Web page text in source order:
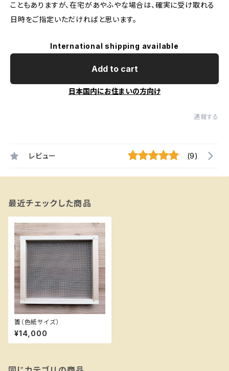
こともありますが、在宅があやふやな場合は、確実に受け取れる
日時をご指定いただければと思います。
International shipping available
Add to cart
日本国内にお住まいの方向け
通報する
レビュー (9)
最近チェックした商品
簀（色紙サイズ）
¥14,000